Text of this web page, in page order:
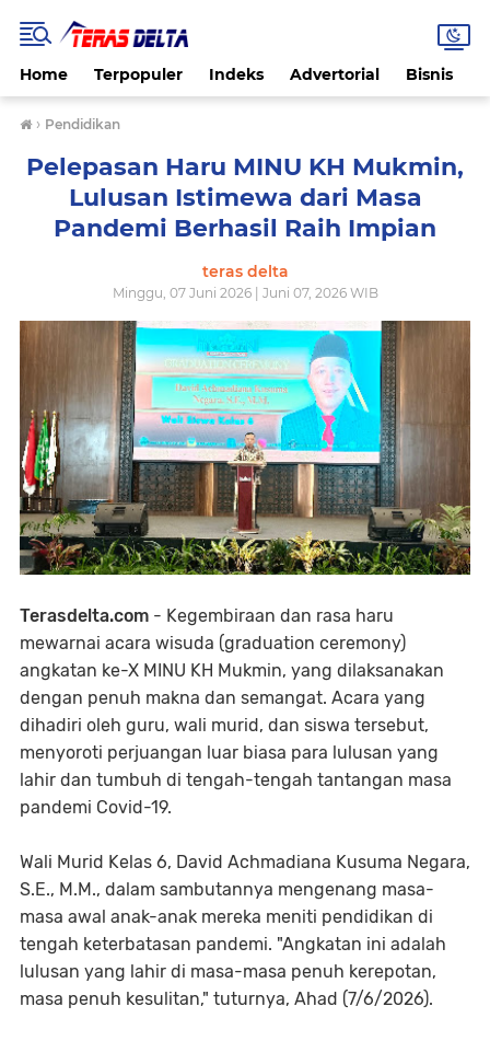
Home Terpopuler Indeks Advertorial Bisnis
› Pendidikan
Pelepasan Haru MINU KH Mukmin,
Lulusan Istimewa dari Masa
Pandemi Berhasil Raih Impian
teras delta
Minggu, 07 Juni 2026 | Juni 07, 2026 WIB
Terasdelta.com - Kegembiraan dan rasa haru
mewarnai acara wisuda (graduation ceremony)
angkatan ke-X MINU KH Mukmin, yang dilaksanakan
dengan penuh makna dan semangat. Acara yang
dihadiri oleh guru, wali murid, dan siswa tersebut,
menyoroti perjuangan luar biasa para lulusan yang
lahir dan tumbuh di tengah-tengah tantangan masa
pandemi Covid-19.
Wali Murid Kelas 6, David Achmadiana Kusuma Negara,
S.E., M.M., dalam sambutannya mengenang masa-
masa awal anak-anak mereka meniti pendidikan di
tengah keterbatasan pandemi. "Angkatan ini adalah
lulusan yang lahir di masa-masa penuh kerepotan,
masa penuh kesulitan," tuturnya, Ahad (7/6/2026).